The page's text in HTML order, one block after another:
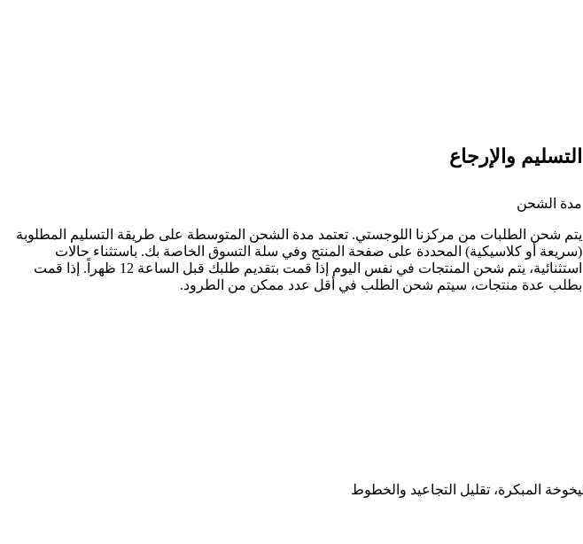
التسليم والإرجاع
مدة الشحن
يتم شحن الطلبات من مركزنا اللوجستي. تعتمد مدة الشحن المتوسطة على طريقة التسليم المطلوبة
(سريعة أو كلاسيكية) المحددة على صفحة المنتج وفي سلة التسوق الخاصة بك. باستثناء حالات
استثنائية، يتم شحن المنتجات في نفس اليوم إذا قمت بتقديم طلبك قبل الساعة 12 ظهراً. إذا قمت
بطلب عدة منتجات، سيتم شحن الطلب في أقل عدد ممكن من الطرود.